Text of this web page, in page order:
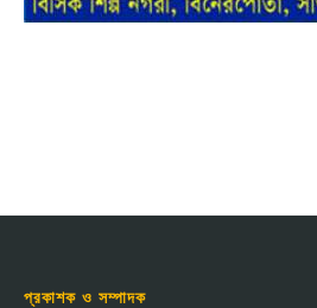
প্রকাশক ও সম্পাদক